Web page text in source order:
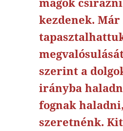
kezdenek. Már
szerint a
irányba
fognak
szeretnénk.